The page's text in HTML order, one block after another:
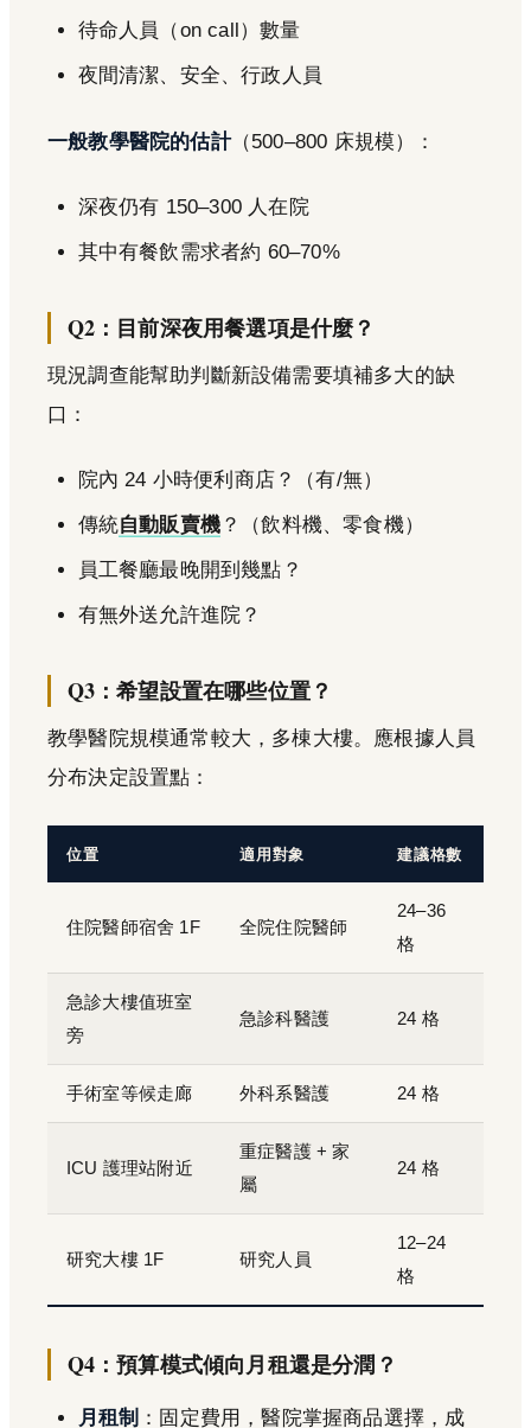
待命人員（on call）數量
夜間清潔、安全、行政人員
一般教學醫院的估計（500–800 床規模）：
深夜仍有 150–300 人在院
其中有餐飲需求者約 60–70%
Q2：目前深夜用餐選項是什麼？
現況調查能幫助判斷新設備需要填補多大的缺
口：
院內 24 小時便利商店？（有/無）
傳統自動販賣機 ？（飲料機、零食機）
員工餐廳最晚開到幾點？
有無外送允許進院？
Q3：希望設置在哪些位置？
教學醫院規模通常較大，多棟大樓。應根據人員
分布決定設置點：
位置 適用對象 建議格數
住院醫師宿舍 1F 全院住院醫師
24–36
格
急診大樓值班室
旁
急診科醫護 24 格
手術室等候走廊 外科系醫護 24 格
ICU 護理站附近
重症醫護 + 家
屬
24 格
研究大樓 1F 研究人員
12–24
格
Q4：預算模式傾向月租還是分潤？
月租制 ：固定費用，醫院掌握商品選擇，成